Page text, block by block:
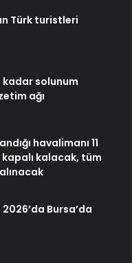
Türk turistleri
kadar solunum
ağı
havalimanı 11
kalacak, tüm
Bursa’da